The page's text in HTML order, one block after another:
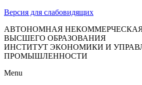
Версия для слабовидящих
АВТОНОМНАЯ
ВЫСШЕГО ОБРАЗОВАНИЯ
ИНСТИТУТ ЭКОНОМИКИ И
ПРОМЫШЛЕННОСТИ
Menu